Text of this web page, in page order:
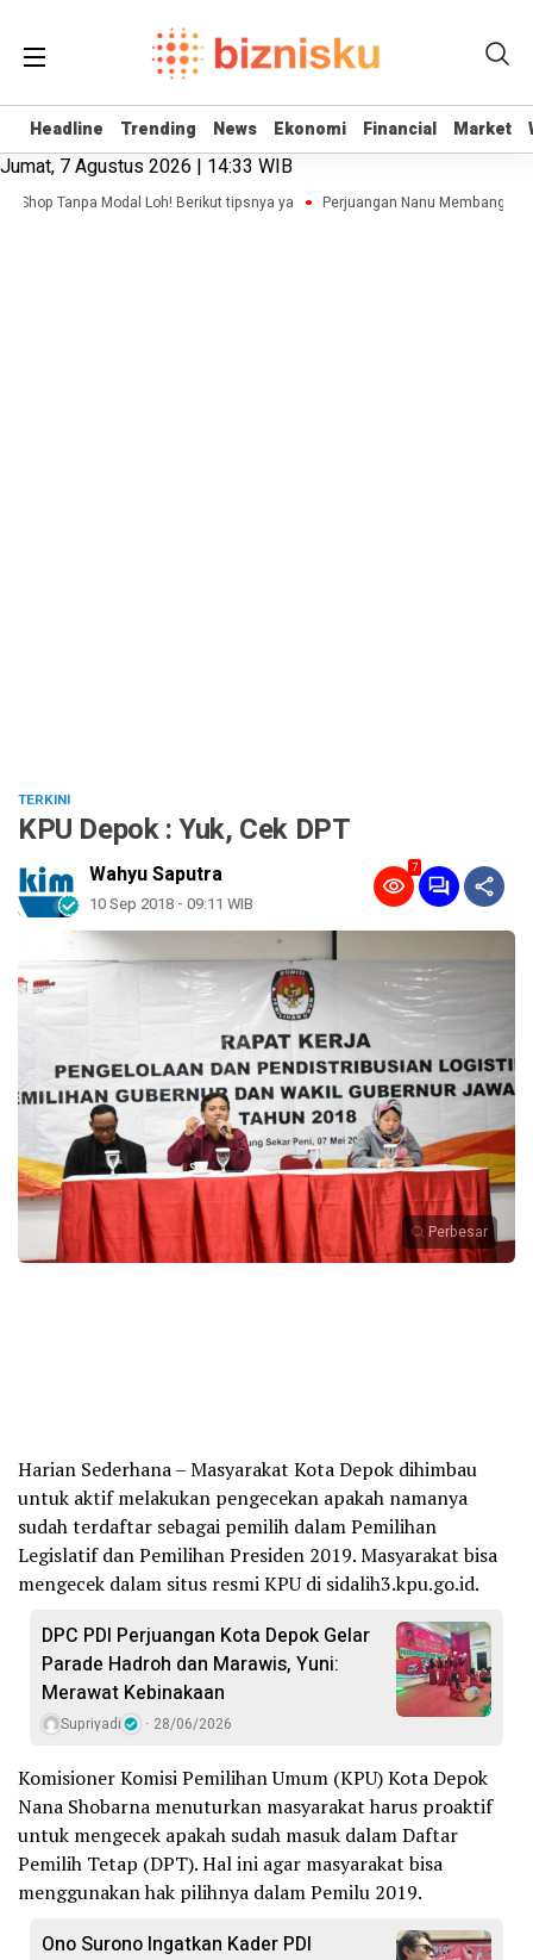
Headline Trending News Ekonomi Financial Market
Headline Trending News Ekonomi Financial Market
Jumat, 7 Agustus 2026 | 14:33 WIB
Shop Tanpa Modal Loh! Berikut tipsnya ya Perjuangan Nanu Membangun
TERKINI
KPU Depok : Yuk, Cek DPT
Wahyu Saputra
10 Sep 2018 - 09:11 WIB
7
Perbesar
Harian Sederhana – Masyarakat Kota Depok dihimbau
untuk aktif melakukan pengecekan apakah namanya
sudah terdaftar sebagai pemilih dalam Pemilihan
Legislatif dan Pemilihan Presiden 2019. Masyarakat bisa
mengecek dalam situs resmi KPU di sidalih3.kpu.go.id.
DPC PDI Perjuangan Kota Depok Gelar
Parade Hadroh dan Marawis, Yuni:
Merawat Kebinakaan
Supriyadi 28/06/2026
Komisioner Komisi Pemilihan Umum (KPU) Kota Depok
Nana Shobarna menuturkan masyarakat harus proaktif
untuk mengecek apakah sudah masuk dalam Daftar
Pemilih Tetap (DPT). Hal ini agar masyarakat bisa
menggunakan hak pilihnya dalam Pemilu 2019.
Ono Surono Ingatkan Kader PDI